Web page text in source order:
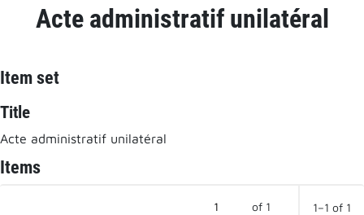
Acte administratif unilatéral
Item set
Title
Acte administratif unilatéral
Items
of 1 1–1 of 1